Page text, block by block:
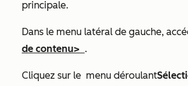
principale.
Dans le menu latéral de gauche,
de contenu> .
Cliquez sur le menu déroulant